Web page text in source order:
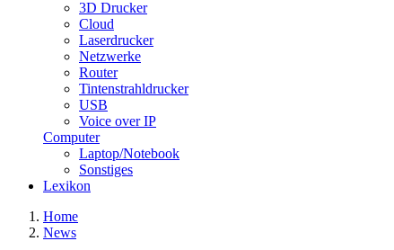
3D Drucker
Cloud
Laserdrucker
Netzwerke
Router
Tintenstrahldrucker
USB
Voice over IP
Computer
Laptop/Notebook
Sonstiges
Lexikon
Home
News